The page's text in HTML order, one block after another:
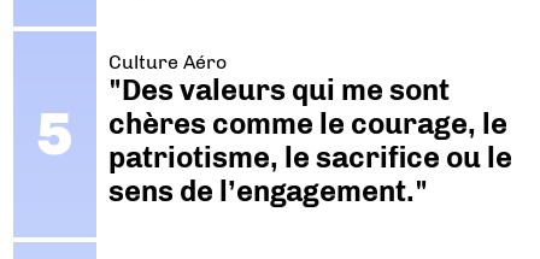
Culture Aéro
"Des valeurs qui me sont
chères comme le courage, le
patriotisme, le sacrifice ou le
sens de l’engagement."